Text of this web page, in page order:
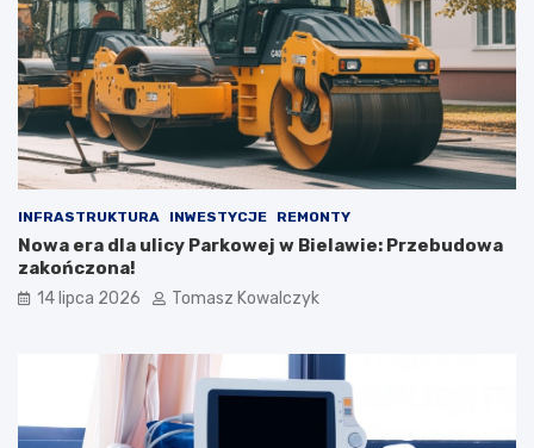
INFRASTRUKTURA INWESTYCJE REMONTY
Nowa era dla ulicy Parkowej w Bielawie: Przebudowa
zakończona!
14 lipca 2026 Tomasz Kowalczyk